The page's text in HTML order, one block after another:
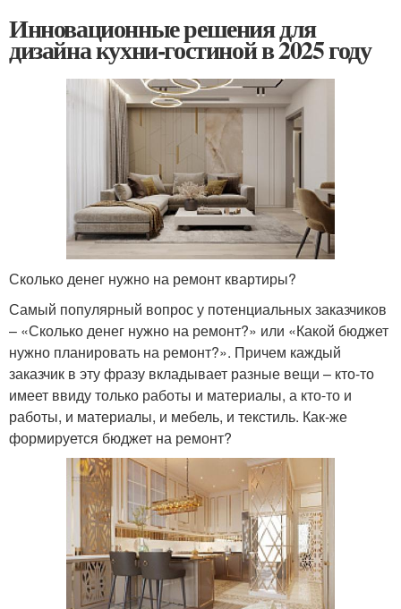
Инновационные решения для
дизайна кухни-гостиной в 2025 году
Сколько денег нужно на ремонт квартиры?
Самый популярный вопрос у потенциальных заказчиков
– «Сколько денег нужно на ремонт?» или «Какой бюджет
нужно планировать на ремонт?». Причем каждый
заказчик в эту фразу вкладывает разные вещи – кто-то
имеет ввиду только работы и материалы, а кто-то и
работы, и материалы, и мебель, и текстиль. Как-же
формируется бюджет на ремонт?